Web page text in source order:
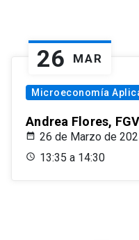
26 MAR
Microeconomía
Andrea Flores,
26 de Marzo de
13:35 a 14:30